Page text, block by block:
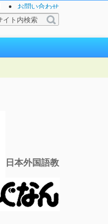
お問い合わせ
日本外国語教